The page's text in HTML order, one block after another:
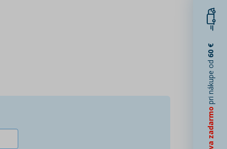
pri nákupe od
60 €